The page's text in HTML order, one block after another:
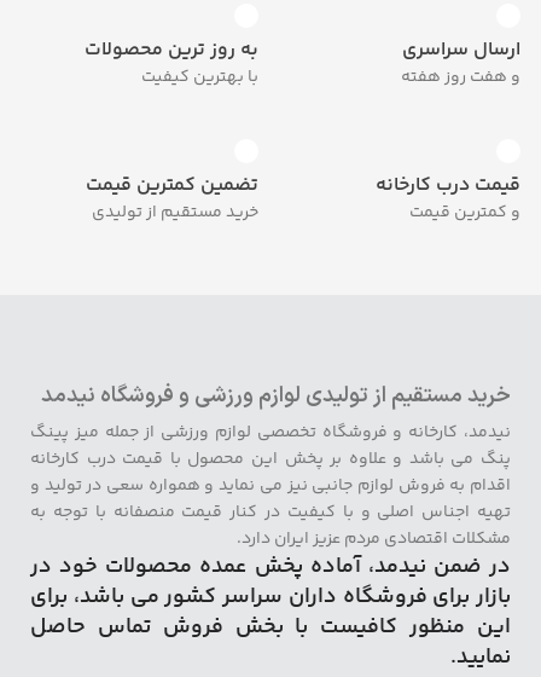
ارسال سراسری
و هفت روز هفته
به روز ترین محصولات
با بهترین کیفیت
قیمت درب کارخانه
و کمترین قیمت
تضمین کمترین قیمت
خرید مستقیم از تولیدی
خرید مستقیم از تولیدی لوازم ورزشی و فروشگاه نیدمد
نیدمد، کارخانه و فروشگاه تخصصی لوازم ورزشی از جمله میز پینگ
پنگ می باشد و علاوه بر پخش این محصول با قیمت درب کارخانه
اقدام به فروش لوازم جانبی نیز می نماید و همواره سعی در تولید و
تهیه اجناس اصلی و با کیفیت در کنار قیمت منصفانه با توجه به
مشکلات اقتصادی مردم عزیز ایران دارد.
در ضمن نیدمد، آماده پخش عمده محصولات خود در
بازار برای فروشگاه داران سراسر کشور می باشد، برای
این منظور کافیست با بخش فروش تماس حاصل
نمایید.